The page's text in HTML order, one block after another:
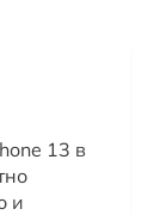
13 в
и